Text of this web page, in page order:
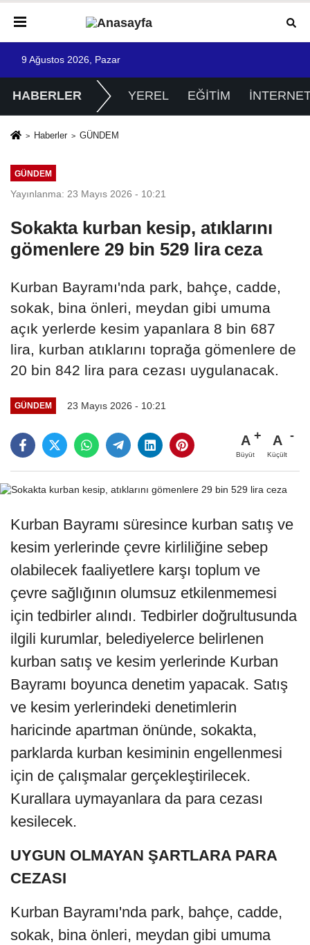
9 Ağustos 2026, Pazar
HABERLER YEREL EĞİTİM
Haberler GÜNDEM
GÜNDEM
Yayınlanma: 23 Mayıs 2026 - 10:21
Sokakta kurban kesip, atıklarını
gömenlere 29 bin 529 lira ceza
Kurban Bayramı'nda park, bahçe, cadde,
sokak, bina önleri, meydan gibi umuma
açık yerlerde kesim yapanlara 8 bin 687
lira, kurban atıklarını toprağa gömenlere de
20 bin 842 lira para cezası uygulanacak.
GÜNDEM 23 Mayıs 2026 - 10:21
A
Büyüt
A
Küçült
Kurban Bayramı süresince kurban satış ve
kesim yerlerinde çevre kirliliğine sebep
olabilecek faaliyetlere karşı toplum ve
çevre sağlığının olumsuz etkilenmemesi
için tedbirler alındı. Tedbirler doğrultusunda
ilgili kurumlar, belediyelerce belirlenen
kurban satış ve kesim yerlerinde Kurban
Bayramı boyunca denetim yapacak. Satış
ve kesim yerlerindeki denetimlerin
haricinde apartman önünde, sokakta,
parklarda kurban kesiminin engellenmesi
için de çalışmalar gerçekleştirilecek.
Kurallara uymayanlara da para cezası
kesilecek.
UYGUN OLMAYAN ŞARTLARA PARA
CEZASI
Kurban Bayramı'nda park, bahçe, cadde,
sokak, bina önleri, meydan gibi umuma